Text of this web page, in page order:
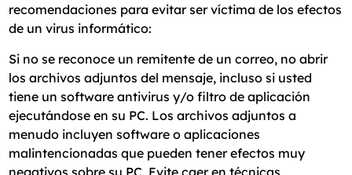
recomendaciones para evitar ser víctima de los efectos
de un virus informático:
Si no se reconoce un remitente de un correo, no abrir
los archivos adjuntos del mensaje, incluso si usted
tiene un software antivirus y/o filtro de aplicación
ejecutándose en su PC. Los archivos adjuntos a
menudo incluyen software o aplicaciones
malintencionadas que pueden tener efectos muy
negativos sobre su PC. Evite caer en técnicas